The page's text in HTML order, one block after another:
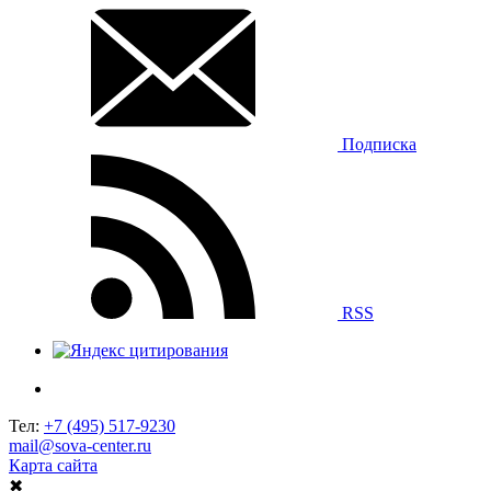
Подписка
RSS
Тел: +7 (495) 517-9230
mail@sova-center.ru
Карта сайта
✖